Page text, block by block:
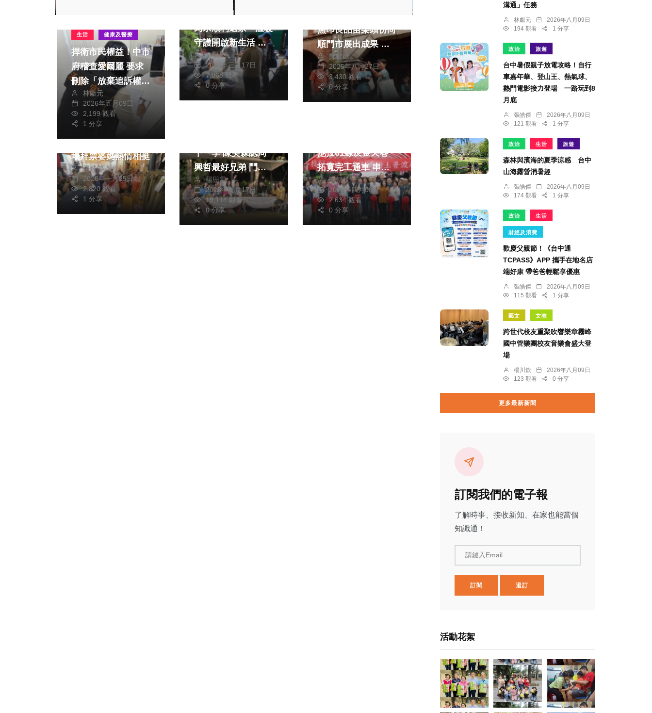
生活 健康及醫療
捍衛市民權益！中市
府稽查愛爾麗 要求
刪除「放棄追訴權」
條款林獻元
2026年五月09日
2,199 觀看
1 分享
雲二監跨機關攜手助
阿宗順利返家 溫暖
守護開啟新生活 家
屬感謝
蘇榮泉
2025年三月17日
7,068 觀看
0 分享
無印良品苗栗頭份尚
順門市展出成果 歡
迎報名體驗手作
鄭銘德
2025年八月27日
3,430 觀看
0 分享
政治
立委楊瓊瓔力拚接棒
市長盧秀燕 第二市
場拜票婆媽熱情相挺
張皓傑
2026年一月25日
2,820 觀看
1 分享
下一季 陳昊森認周
興哲最好兄弟 鬥嘴
是愛的表現
楊珊雯
2023年九月17日
19,114 觀看
0 分享
池投61線及金天巷
拓寬完工通車 串聯
日月潭與九族縮短
30分鐘車程
陳朝枝
2026年四月08日
2,634 觀看
0 分享
溝通」任務
林獻元
2026年八月09日
194 觀看
1 分享
政治 旅遊
台中暑假親子放電攻略！自行
車嘉年華、登山王、熱氣球、
熱門電影接力登場 一路玩到8
月底
張皓傑
2026年八月09日
121 觀看
1 分享
政治 生活 旅遊
森林與濱海的夏季涼感 台中
山海露營消暑趣
張皓傑
2026年八月09日
174 觀看
1 分享
政治 生活
財經及消費
歡慶父親節！《台中通
TCPASS》APP 攜手在地名店
端好康 帶爸爸輕鬆享優惠
張皓傑
2026年八月09日
115 觀看
1 分享
藝文 文教
跨世代校友重聚吹響樂章霧峰
國中管樂團校友音樂會盛大登
場
楊川欽
2026年八月09日
123 觀看
0 分享
更多最新新聞
訂閱我們的電子報
了解時事、接收新知、在家也能當個
知識通！
請鍵入Email
訂閱 退訂
活動花絮